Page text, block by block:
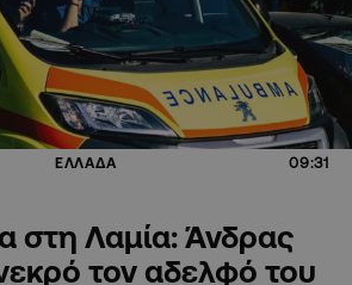
ΕΛΛΑΔΑ 09:31
στη Λαμία: Άνδρας
τον αδελφό του